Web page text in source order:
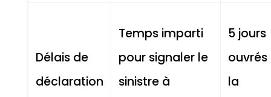
Délais de
déclaration
Temps imparti
pour signaler le
sinistre à
5 jours
la